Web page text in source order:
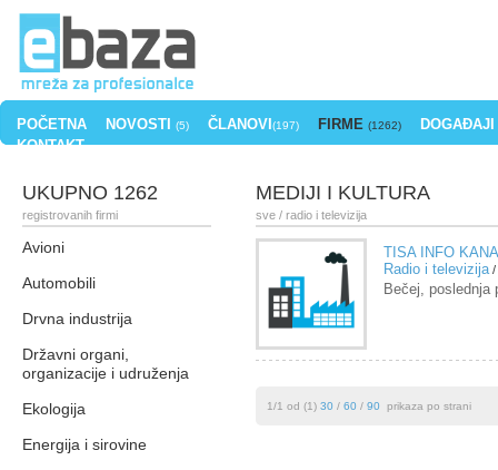
POČETNA NOVOSTI (5) ČLANOVI (197) FIRME (1262)
DOGAĐAJI
KONTAKT
UKUPNO 1262
registrovanih firmi
Avioni
Automobili
Drvna industrija
Državni organi,
organizacije i udruženja
Ekologija
Energija i sirovine
MEDIJI I KULTURA
sve / radio i televizija
TISA INFO
Radio i televizija /
Bečej, poslednja
1/1 od (1) 30 / 60 / 90 prikaza po strani